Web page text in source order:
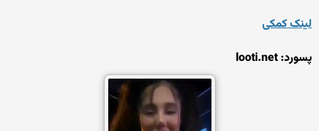
لینک کمکی
پسورد: looti.net